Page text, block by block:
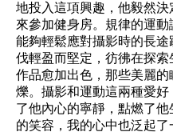
地投入這項興趣，他毅然
來參加健身房。規律的運動
能夠輕鬆應對攝影時的長
伐輕盈而堅定，彷彿在探
作品愈加出色，那些美麗
爍。攝影和運動這兩種愛
了他內心的寧靜，點燃了
的笑容，我的心中也泛起